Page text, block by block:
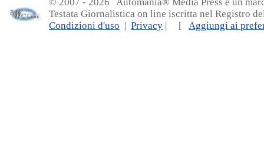
Testata Giornalistica on line iscritta nel Registro
Condizioni d'uso | Privacy | [ Aggiungi ai